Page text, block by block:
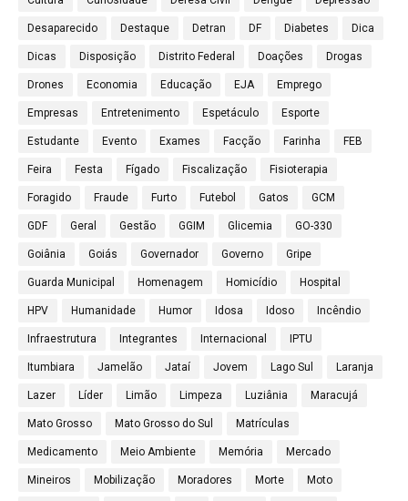
Desaparecido Destaque Detran DF Diabetes Dica
Dicas Disposição Distrito Federal Doações Drogas
Drones Economia Educação EJA Emprego
Empresas Entretenimento Espetáculo Esporte
Estudante Evento Exames Facção Farinha FEB
Feira Festa Fígado Fiscalização Fisioterapia
Foragido Fraude Furto Futebol Gatos GCM
GDF Geral Gestão GGIM Glicemia GO-330
Goiânia Goiás Governador Governo Gripe
Guarda Municipal Homenagem Homicídio Hospital
HPV Humanidade Humor Idosa Idoso Incêndio
Infraestrutura Integrantes Internacional IPTU
Itumbiara Jamelão Jataí Jovem Lago Sul Laranja
Lazer Líder Limão Limpeza Luziânia Maracujá
Mato Grosso Mato Grosso do Sul Matrículas
Medicamento Meio Ambiente Memória Mercado
Mineiros Mobilização Moradores Morte Moto